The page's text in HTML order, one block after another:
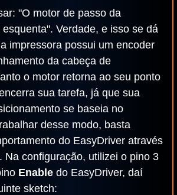
"O motor de passo da
Verdade, e isso se dá
impressora possui um encoder
da cabeça de
o motor retorna ao seu ponto
sua tarefa, já que sua
se baseia no
desse modo, basta
do EasyDriver através
. Na configuração, utilizei o pino 3
Enable do EasyDriver, daí
sketch: